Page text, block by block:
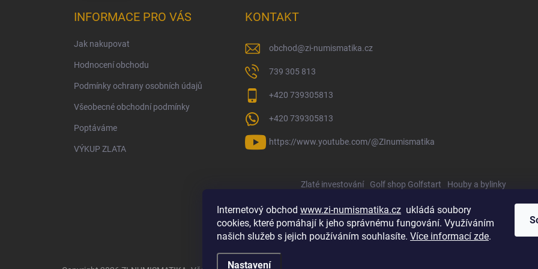
Internetový obchod www.zi-numismatika.cz ukládá soubory
cookies, které pomáhají k jeho správnému fungování. Využíváním
našich služeb s jejich používáním souhlasíte. Více informací zde.
Nastavení
INFORMACE PRO VÁS
Jak nakupovat
Hodnocení obchodu
Podmínky ochrany osobních údajů
Všeobecné obchodní podmínky
Poptáváme
VÝKUP ZLATA
KONTAKT
obchod@zi-numismatika.cz
739 305 813
+420 739305813
+420 739305813
https://www.youtube.com/@ZInumismatika
Zlaté investování Golf shop Golfstart Houby a bylinky